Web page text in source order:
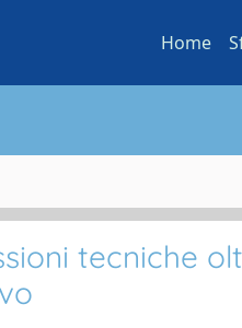
Home
tecniche